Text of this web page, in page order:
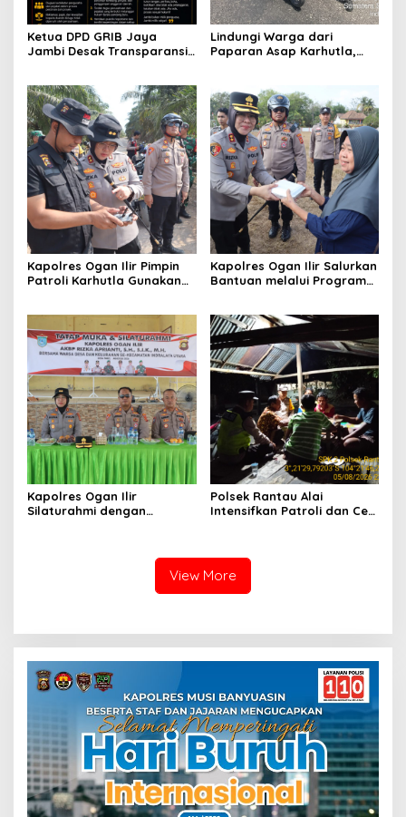
Ketua DPD GRIB Jaya
Jambi Desak Transparansi
Penyimpangan Diusut
Sesuai Hukum
Lindungi Warga dari
Paparan Asap Karhutla,
di Lokasi Kebakaran
Kapolres Ogan Ilir Pimpin
Patroli Karhutla Gunakan
Hadapi Musim Kemarau
Kapolres Ogan Ilir Salurkan
Bantuan melalui Program
Masyarakat Desa Parit
Kapolres Ogan Ilir
Silaturahmi dengan
Polsek Rantau Alai
Intensifkan Patroli dan Cek
View More